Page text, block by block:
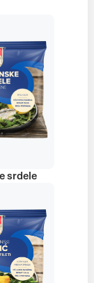
srdele